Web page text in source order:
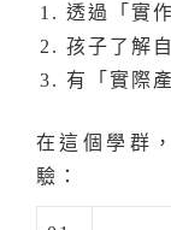
透過「實
孩子了解
有「實際
在這個學群
驗：